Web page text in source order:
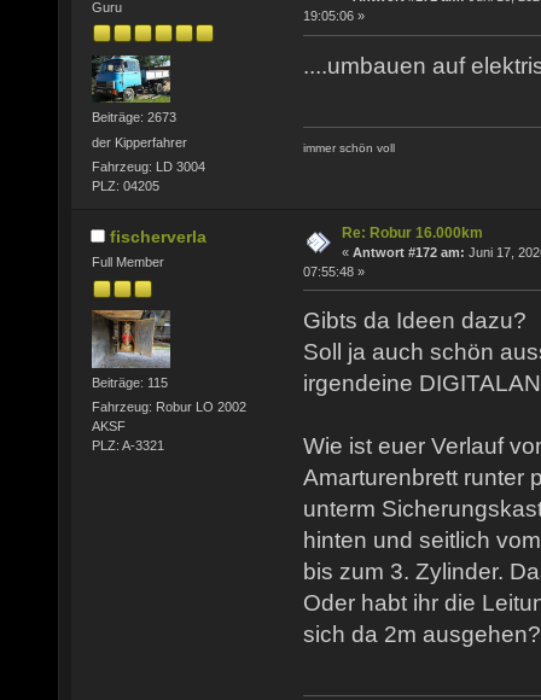
Guru
Beiträge: 2673
der Kipperfahrer
Fahrzeug: LD 3004
PLZ: 04205
19:05:06 »
....umbauen auf
immer schön voll
fischerverla
Full Member
Beiträge: 115
Fahrzeug: Robur LO 2002
AKSF
PLZ: A-3321
Re: Robur 16.000km
« Antwort #172 am: Juni 17,
07:55:48 »
Gibts da Ideen dazu?
Soll ja auch schön
irgendeine
Wie ist euer Verlauf
Amarturenbrett runter
unterm
hinten und seitlich
bis zum 3. Zylinder.
Oder habt ihr die
sich da 2m ausgehen?